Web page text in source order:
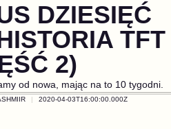
DZIESIĘĆ
TFT
2)
od nowa, mając na to 10 tygodni.
2020-04-03T16:00:00.000Z